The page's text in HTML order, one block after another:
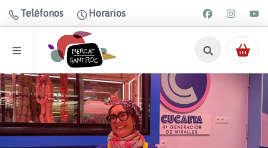
Teléfonos Horarios